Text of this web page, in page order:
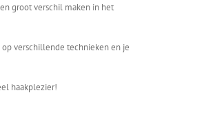
groot verschil maken in het
verschillende technieken en je
haakplezier!